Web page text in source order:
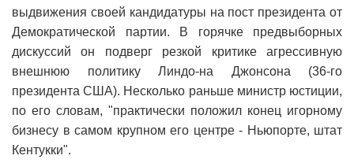
выдвижения своей кандидатуры на пост президента от
Демократической партии. В горячке предвыборных
дискуссий он подверг резкой критике агрессивную
внешнюю политику Линдо-на Джонсона (36-го
президента США). Несколько раньше министр юстиции,
по его словам, "практически положил конец игорному
бизнесу в самом крупном его центре - Ньюпорте, штат
Кентукки".